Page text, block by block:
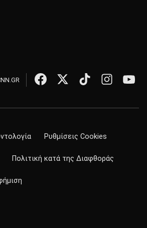
Ρυθμίσεις Cookies
Πολιτική κατά της Διαφθοράς